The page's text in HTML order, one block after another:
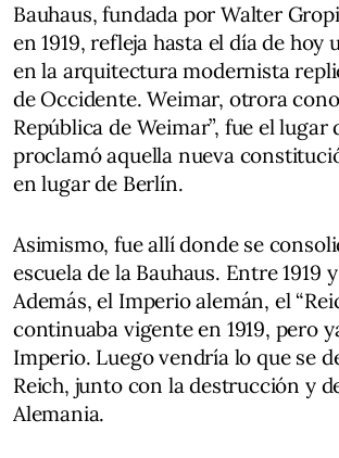
Bauhaus, fundada por Walter
en 1919, refleja hasta el día de hoy
en la arquitectura modernista
de Occidente. Weimar, otrora
República de Weimar”, fue el lugar
proclamó aquella nueva
en lugar de Berlín.
Asimismo, fue allí donde se
escuela de la Bauhaus. Entre 1919
Además, el Imperio alemán, el
continuaba vigente en 1919, pero
Imperio. Luego vendría lo que se
Reich, junto con la destrucción y
Alemania.